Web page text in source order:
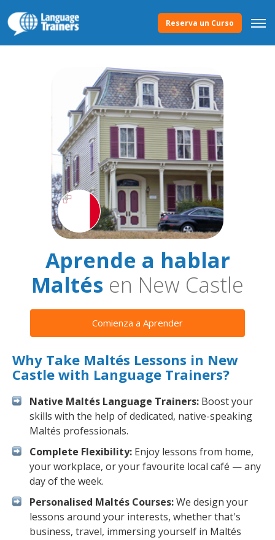
Reserva un Curso
Aprende a hablar
Maltés en New Castle
Comienza a Aprender
Why Take Maltés Lessons in New
Castle with Language Trainers?
Native Maltés Language Trainers: Boost your
skills with the help of dedicated, native-speaking
Maltés professionals.
Complete Flexibility: Enjoy lessons from home,
your workplace, or your favourite local café — any
day of the week.
Personalised Maltés Courses:We design your
lessons around your interests, whether that's
business, travel, immersing yourself in Maltés